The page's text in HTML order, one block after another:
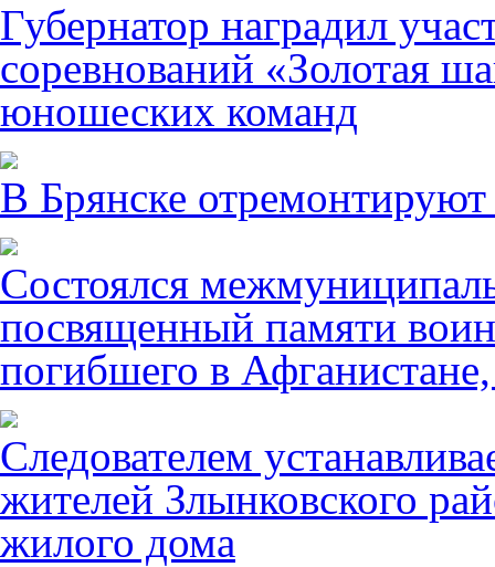
Губернатор наградил
соревнований «Золотая
юношеских команд
В Брянске
Состоялся
посвященный памяти
погибшего в
Следователем
жителей Злынковского
жилого дома